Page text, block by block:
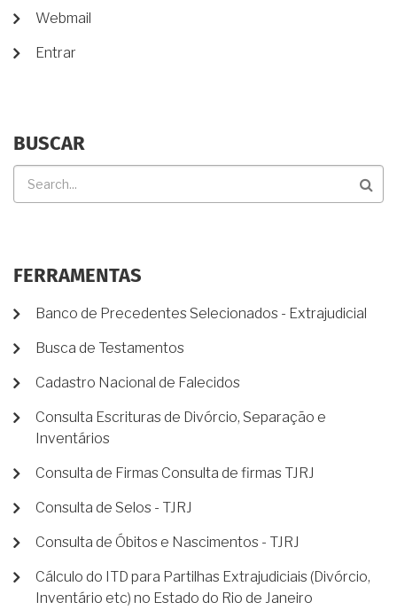
DE Webmail
Entrar
BUSCAR
FERRAMENTAS
Banco de Precedentes Selecionados - Extrajudicial
Busca de Testamentos
Cadastro Nacional de Falecidos
Consulta Escrituras de Divórcio, Separação e
Inventários
Consulta de Firmas Consulta de firmas TJRJ
Consulta de Selos - TJRJ
Consulta de Óbitos e Nascimentos - TJRJ
Cálculo do ITD para Partilhas Extrajudiciais (Divórcio,
Inventário etc) no Estado do Rio de Janeiro